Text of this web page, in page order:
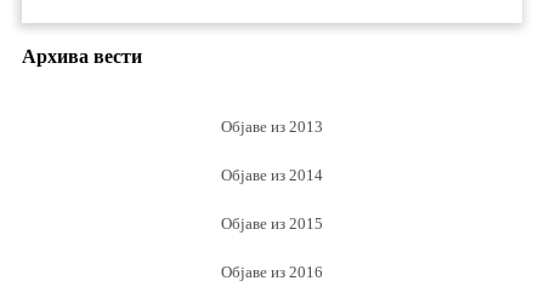
Архива вести
Објаве из 2013
Објаве из 2014
Објаве из 2015
Објаве из 2016